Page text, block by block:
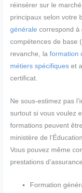
réinsérer sur le
principaux selon votre
générale correspond à
compétences de base
revanche, laformation
métiers spécifiques et
certificat.
Ne sous-estimez pas
surtout si vous voulez
formations peuvent
ministère de
Vous pouvez même
prestations
Formation